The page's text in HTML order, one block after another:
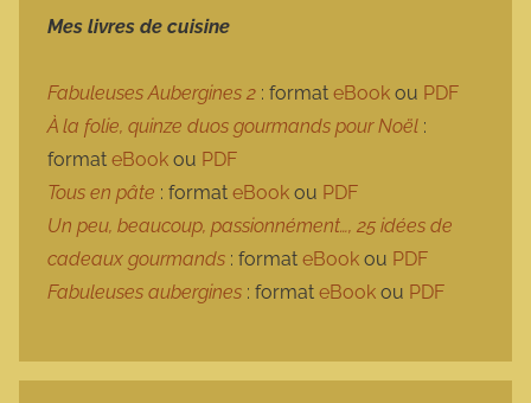
Mes livres de cuisine
Fabuleuses Aubergines 2 : format eBook ou PDF
À la folie, quinze duos gourmands pour Noël :
format eBook ou PDF
Tous en pâte : format eBook ou PDF
Un peu, beaucoup, passionnément…, 25 idées de
cadeaux gourmands : format eBook ou PDF
Fabuleuses aubergines : format eBook ou PDF